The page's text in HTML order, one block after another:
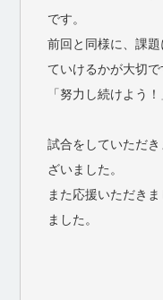
です。
前回と同様に、課
ていけるかが大切
「努力し続けよう！
試合をしていただ
ざいました。
また応援いただき
ました。